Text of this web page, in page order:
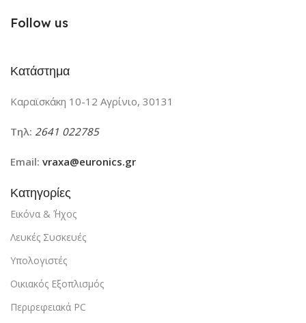
Follow us
Κατάστημα
Καραϊσκάκη 10-12 Αγρίνιο, 30131
Τηλ: 2641 022785
Email: vraxa@euronics.gr
Κατηγορίες
Εικόνα & ΄Ήχος
Λευκές Συσκευές
Υπολογιστές
Οικιακός Εξοπλισμός
Περιρεφειακά PC